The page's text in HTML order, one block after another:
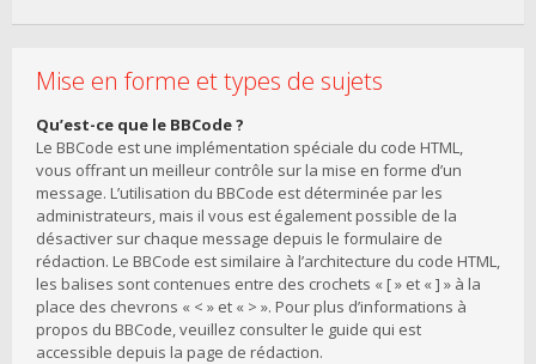
Mise en forme et types de sujets
Qu’est-ce que le BBCode ?
Le BBCode est une implémentation spéciale du code HTML,
vous offrant un meilleur contrôle sur la mise en forme d’un
message. L’utilisation du BBCode est déterminée par les
administrateurs, mais il vous est également possible de la
désactiver sur chaque message depuis le formulaire de
rédaction. Le BBCode est similaire à l’architecture du code HTML,
les balises sont contenues entre des crochets « [ » et « ] » à la
place des chevrons « < » et « > ». Pour plus d’informations à
propos du BBCode, veuillez consulter le guide qui est
accessible depuis la page de rédaction.